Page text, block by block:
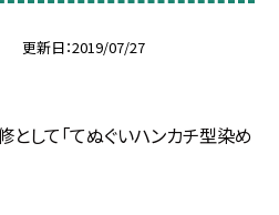
更新日 2019/07/27
として「てぬぐいハンカチ型染め